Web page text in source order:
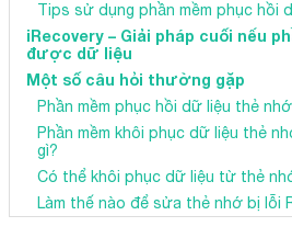
Tips sử dụng phần mềm phục hồi
iRecovery – Giải pháp cuối nếu
được dữ liệu
Một số câu hỏi thường gặp
Phần mềm phục hồi dữ liệu thẻ
Phần mềm khôi phục dữ liệu thẻ
gì?
Có thể khôi phục dữ liệu từ thẻ
Làm thế nào để sửa thẻ nhớ bị lỗi